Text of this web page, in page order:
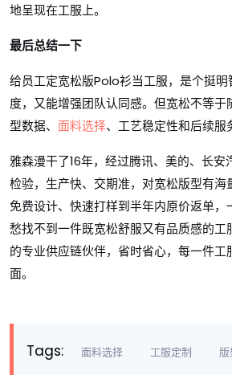
地呈现在工服上。
最后总结一下
给员工定宽松版Polo衫当工服，是个挺
度，又能增强团队认同感。但宽松不等于
型数据、 面料选择、工艺稳定性和后续服
雅森漫干了16年，经过腾讯、美的、长安
检验，生产快、交期准，对宽松版型有海
免费设计、快速打样到半年内原价返单，
愁找不到一件既宽松舒服又有品质感的
的专业供应链伙伴，省时省心，每一件工
面。
Tags: 面料选择 工服定制